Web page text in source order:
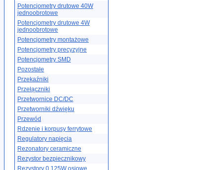
Potencjometry drutowe 40W
jednoobrotowe
Potencjometry drutowe 4W
jednoobrotowe
Potencjometry montażowe
Potencjometry precyzyjne
Potencjometry SMD
Pozostałe
Przekaźniki
Przełączniki
Przetwornice DC/DC
Przetworniki dźwięku
Przewód
Rdzenie i korpusy ferrytowe
Regulatory napięcia
Rezonatory ceramiczne
Rezystor bezpiecznikowy
Rezystory 0.125W osiowe